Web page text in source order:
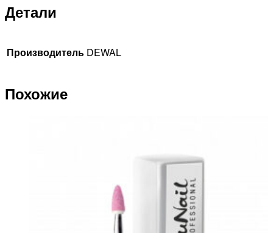
Детали
Производитель DEWAL
Похожие